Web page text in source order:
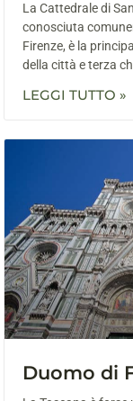
La Cattedrale di
conosciuta
Firenze, è la
della città e terza
LEGGI TUTTO »
Duomo di